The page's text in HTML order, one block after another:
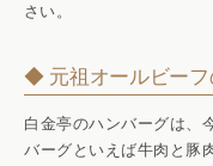
さい。
◆ 元祖オールビーフ
白金亭のハンバーグは、
バーグといえば牛肉と豚